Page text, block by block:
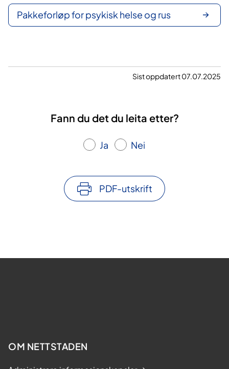
Pakkeforløp for psykisk helse og rus
Sist oppdatert 07.07.2025
Fann du det du leita etter?
Ja Nei
PDF-utskrift
OM NETTSTADEN